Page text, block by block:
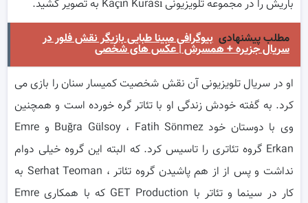
باریش را در مجموعه تلویزیونی Kaçın Kurası به تصویر کشید.
مطلب پیشنهادی بیوگرافی مبینا طبایی بازیگر نقش فلور در
سریال جزیره + همسرش | عکس های شخصی
او در سریال تلویزیونی آن نقش شخصیت کمیسار سنان را بازی می
کرد. به گفته خودش زندگی او با تئاتر گره خورده است و همچنین
وی با دوستان خود Buğra Gülsoy ، Fatih Sönmez و Emre
Erkan گروه تئاتری را تاسیس کرد. که البته این گروه خیلی دوام
نداشت و پس از از هم پاشیدن گروه تئاتر ، Serhat Teoman به
کار در سینما و تئاتر با GET Production که با همکاری Emre